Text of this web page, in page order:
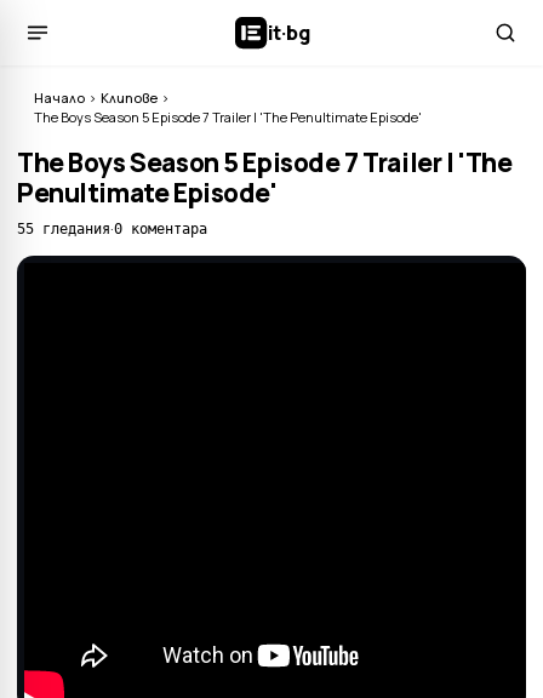
it·bg
Начало › Клипове ›
The Boys Season 5 Episode 7 Trailer | 'The Penultimate Episode'
The Boys Season 5 Episode 7 Trailer | 'The
Penultimate Episode'
55 гледания·0 коментара